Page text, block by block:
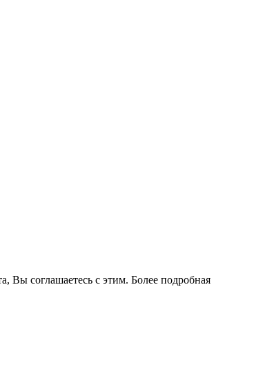
Вы соглашаетесь с этим. Более подробная